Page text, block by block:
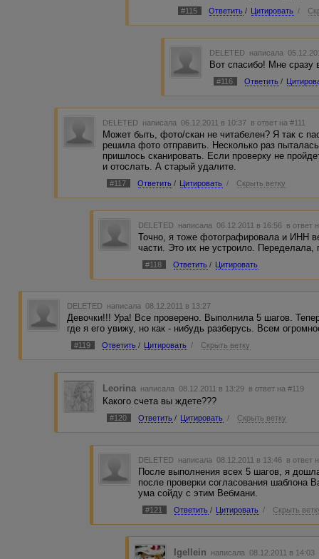
#115 Ответить / Цитировать /
DELETED написала
Вот спасибо! Мне сразу
#116 Ответить /
DELETED написала 06.12.2011 в 10:37 в ответ на #111
Может быть, фото/скан не читабелен? Я так с
решила фото отправить. Несколько раз
пришлось сканировать. Если проверку не
и отослать. А старый удалите.
#117 Ответить / Цитировать / Скрыть ветку
DELETED написала 06.12.2011 в 16:56 в ответ
Точно, я тоже фотографировала и ИНН
части. Это их не устроило. Переделала,
#118 Ответить / Цитировать
DELETED написала 08.12.2011 в 13:27
Девочки!!! Ура! Все проверено. Выполнила 5 шагов.
где я его увижу, но как - нибудь разберусь. Всем
#119 Ответить / Цитировать / Скрыть ветку
Leorina написала 08.12.2011 в 13:29 в ответ на #119
Какого счета вы ждете???
#120 Ответить / Цитировать / Скрыть ветку
DELETED написала 08.12.2011 в 13:46 в ответ
После выполнения всех 5 шагов, я
после проверки согласования шаблона
ума сойду с этим Вебмани.
#121 Ответить / Цитировать / Скрыть
Igellein написала 08.12.2011 в 14:03